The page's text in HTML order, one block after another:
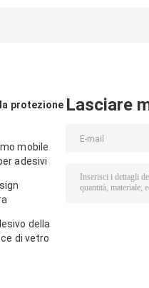
protezione
mobile
adesivi
della
di vetro
Lasciare